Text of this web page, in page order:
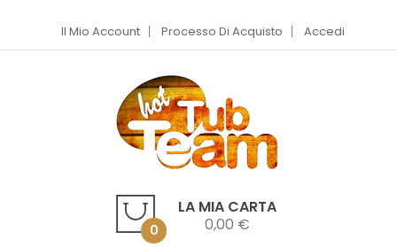
Il Mio Account Processo Di Acquisto Accedi
LA MIA CARTA
0 0,00 €